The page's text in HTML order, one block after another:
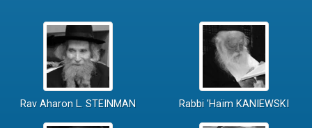
Rav Aharon L. STEINMAN Rabbi 'Haïm KANIEWSKI